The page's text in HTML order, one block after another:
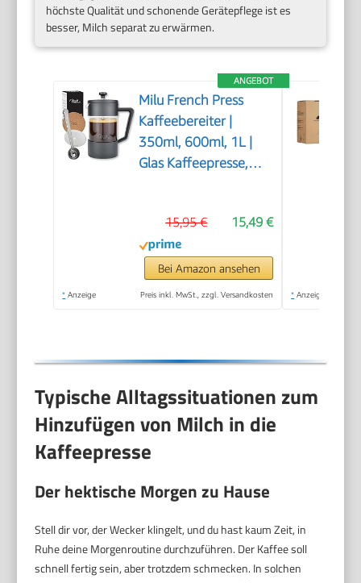
höchste Qualität und schonende Gerätepflege ist es
besser, Milch separat zu erwärmen.
ANGEBOT
Milu French Press
Kaffeebereiter |
350ml, 600ml, 1L |
Glas Kaffeepresse,
Camping inkl.
Untersetzer, Löffel,
Ersatzfilter (Schwarz,
350ml (2 Tassen)
15,49 €
15,95 €
Bei Amazon ansehen
* Anzeige Preis inkl. MwSt., zzgl. Versandkosten * Anzeige
Typische Alltagssituationen zum
Hinzufügen von Milch in die
Kaffeepresse
Der hektische Morgen zu Hause
Stell dir vor, der Wecker klingelt, und du hast kaum Zeit, in
Ruhe deine Morgenroutine durchzuführen. Der Kaffee soll
schnell fertig sein, aber trotzdem schmecken. In solchen